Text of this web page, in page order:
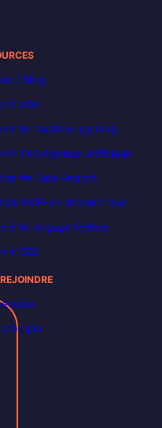
| Blog
n8n
le machine learning
l’intelligence artificielle
de Data Analyst
POEI en informatique
le langage Python
SQL